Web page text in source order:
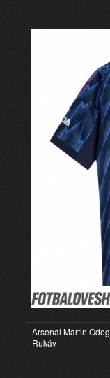
Arsenal Martin
Rukáv